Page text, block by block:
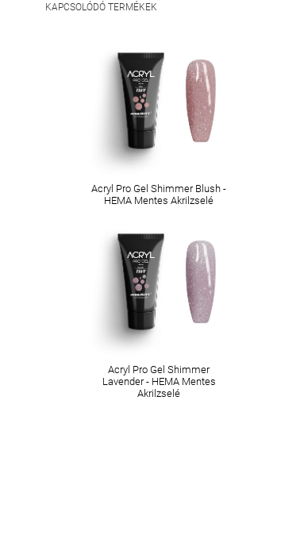
KAPCSOLÓDÓ TERMÉKEK
Acryl Pro Gel Shimmer Blush -
HEMA Mentes Akrilzselé
Acryl Pro Gel Shimmer
Lavender - HEMA Mentes
Akrilzselé